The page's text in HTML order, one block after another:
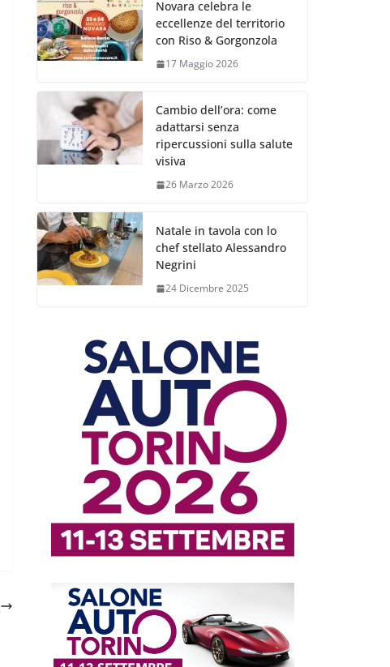
Novara celebra le
eccellenze del territorio
con Riso & Gorgonzola
17 Maggio 2026
Cambio dell’ora: come
adattarsi senza
ripercussioni sulla salute
visiva
26 Marzo 2026
Natale in tavola con lo
chef stellato Alessandro
Negrini
24 Dicembre 2025